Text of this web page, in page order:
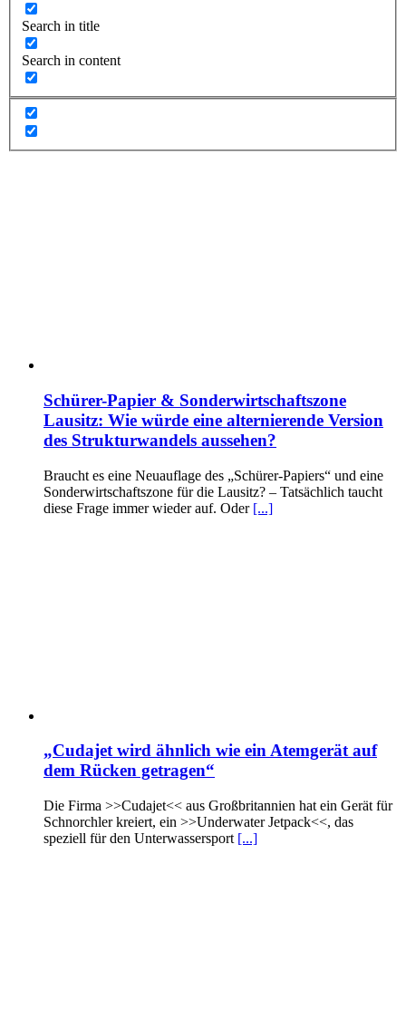
Search in title
Search in content
Schürer-Papier & Sonderwirtschaftszone
Lausitz: Wie würde eine alternierende Version
des Strukturwandels aussehen?
Braucht es eine Neuauflage des „Schürer-Papiers“ und eine
Sonderwirtschaftszone für die Lausitz? – Tatsächlich taucht
diese Frage immer wieder auf. Oder [...]
„Cudajet wird ähnlich wie ein Atemgerät auf
dem Rücken getragen“
Die Firma >>Cudajet<< aus Großbritannien hat ein Gerät für
Schnorchler kreiert, ein >>Underwater Jetpack<<, das
speziell für den Unterwassersport [...]